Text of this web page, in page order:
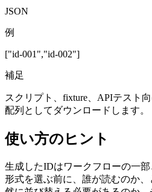
JSON
例
["id-001","id-002"]
補足
スクリプト、fixture、APIテスト
配列としてダウンロードします。
使い方のヒント
生成したIDはワークフローの一部
形式を選ぶ前に、誰が読むのか